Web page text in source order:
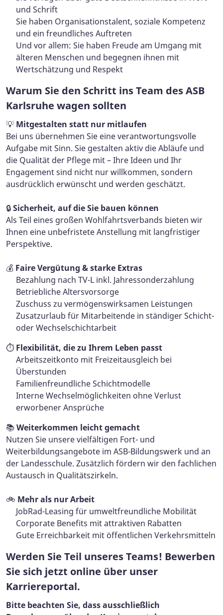
und Schrift
Sie haben Organisationstalent, soziale Kompetenz
und ein freundliches Auftreten
Und vor allem: Sie haben Freude am Umgang mit
älteren Menschen und begegnen ihnen mit
Wertschätzung und Respekt
Warum Sie den Schritt ins Team des ASB
Karlsruhe wagen sollten
💡 Mitgestalten statt nur mitlaufen
Bei uns übernehmen Sie eine verantwortungsvolle
Aufgabe mit Sinn. Sie gestalten aktiv die Abläufe und
die Qualität der Pflege mit – Ihre Ideen und Ihr
Engagement sind nicht nur willkommen, sondern
ausdrücklich erwünscht und werden geschätzt.
🔒Sicherheit, auf die Sie bauen können
Als Teil eines großen Wohlfahrtsverbands bieten wir
Ihnen eine unbefristete Anstellung mit langfristiger
Perspektive.
💰 Faire Vergütung & starke Extras
Bezahlung nach TV-L inkl. Jahressonderzahlung
Betriebliche Altersvorsorge
Zuschuss zu vermögenswirksamen Leistungen
Zusatzurlaub für Mitarbeitende in ständiger Schicht-
oder Wechselschichtarbeit
⏱️ Flexibilität, die zu Ihrem Leben passt
Arbeitszeitkonto mit Freizeitausgleich bei
Überstunden
Familienfreundliche Schichtmodelle
Interne Wechselmöglichkeiten ohne Verlust
erworbener Ansprüche
📚Weiterkommen leicht gemacht
Nutzen Sie unsere vielfältigen Fort- und
Weiterbildungsangebote im ASB-Bildungswerk und an
der Landesschule. Zusätzlich fördern wir den fachlichen
Austausch in Qualitätszirkeln.
🚲 Mehr als nur Arbeit
JobRad-Leasing für umweltfreundliche Mobilität
Corporate Benefits mit attraktiven Rabatten
Gute Erreichbarkeit mit öffentlichen Verkehrsmitteln
Werden Sie Teil unseres Teams! Bewerben
Sie sich jetzt online über unser
Karriereportal.
Bitte beachten Sie, dass ausschließlich